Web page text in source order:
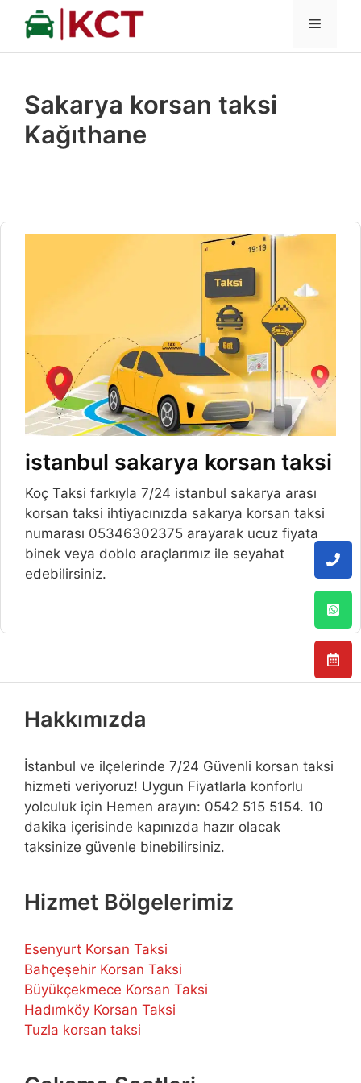
İçeriğe
MENÜ
Sakarya korsan taksi
Kağıthane
istanbul sakarya korsan taksi
Koç Taksi farkıyla 7/24 istanbul sakarya arası
korsan taksi ihtiyacınızda sakarya korsan taksi
numarası 05346302375 arayarak ucuz fiyata
binek veya doblo araçlarımız ile seyahat
edebilirsiniz.
Hakkımızda
İstanbul ve ilçelerinde 7/24 Güvenli korsan taksi
hizmeti veriyoruz! Uygun Fiyatlarla konforlu
yolculuk için Hemen arayın: 0542 515 5154. 10
dakika içerisinde kapınızda hazır olacak
taksinize güvenle binebilirsiniz.
Hizmet Bölgelerimiz
Esenyurt Korsan Taksi
Bahçeşehir Korsan Taksi
Büyükçekmece Korsan Taksi
Hadımköy Korsan Taksi
Tuzla korsan taksi